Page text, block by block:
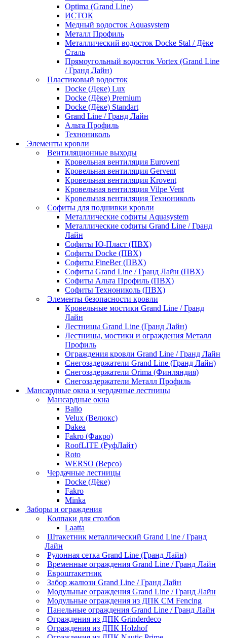
Optima (Grand Line)
ИСТОК
Медный водосток Aquasystem
Металл Профиль
Металлический водосток Docke Stal / Дёке
Сталь
Прямоугольный водосток Vortex (Grand Line
/ Гранд Лайн)
Пластиковый водосток
Docke (Деке) Lux
Docke (Дёке) Premium
Docke (Дёке) Standart
Grand Line / Гранд Лайн
Альта Профиль
Технониколь
Элементы кровли
Вентиляционные выходы
Кровельная вентиляция Eurovent
Кровельная вентиляция Gervent
Кровельная вентиляция Krovent
Кровельная вентиляция Vilpe Vent
Кровельная вентиляция Технониколь
Cофиты для подшивки кровли
Металлические софиты Aquasystem
Металлические софиты Grand Line / Гранд
Лайн
Софиты Ю-Пласт (ПВХ)
Софиты Docke (ПВХ)
Софиты FineBer (ПВХ)
Софиты Grand Line / Гранд Лайн (ПВХ)
Софиты Альта Профиль (ПВХ)
Софиты Технониколь (ПВХ)
Элементы безопасности кровли
Кровельные мостики Grand Line / Гранд
Лайн
Лестницы Grand Line (Гранд Лайн)
Лестницы, мостики и ограждения Металл
Профиль
Ограждения кровли Grand Line / Гранд Лайн
Снегозадержатели Grand Line (Гранд Лайн)
Снегозадержатели Orima (Финляндия)
Снегозадержатели Металл Профиль
Мансардные окна и чердачные лестницы
Мансардные окна
Balio
Velux (Велюкс)
Dakea
Fakro (Факро)
RoofLITE (РуфЛайт)
Roto
WERSO (Версо)
Чердачные лестницы
Docke (Дёке)
Fakro
Minka
Заборы и ограждения
Колпаки для столбов
Laatta
Штакетник металлический Grand Line / Гранд
Лайн
Рулонная сетка Grand Line (Гранд Лайн)
Временные ограждения Grand Line / Гранд Лайн
Евроштакетник
Забор жалюзи Grand Line / Гранд Лайн
Модульные ограждения Grand Line / Гранд Лайн
Модульные ограждения из ДПК CM Fencing
Панельные ограждения Grand Line / Гранд Лайн
Ограждения из ДПК Grinderdeco
Ограждения из ДПК Holzhof